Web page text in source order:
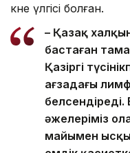
көне үлгісі болған.
– Қазақ
бастаған
Қазіргі
ағзадағы
әжелеріміз
майымен